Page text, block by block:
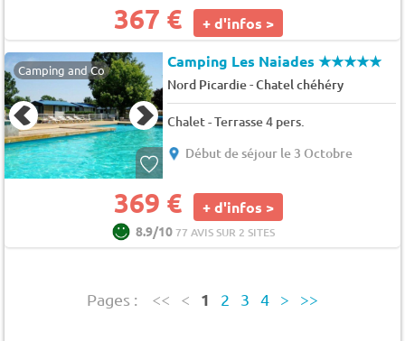
367 € + d'infos >
Camping and Co Camping Les Naiades★★★★★
Nord Picardie-Chatel chéhéry
Chalet - Terrasse 4 pers.
Début de séjour le 3 Octobre
369 € + d'infos >
8.9/1077 AVIS SUR 2 SITES
Pages : << < 1 2 3 4 > >>